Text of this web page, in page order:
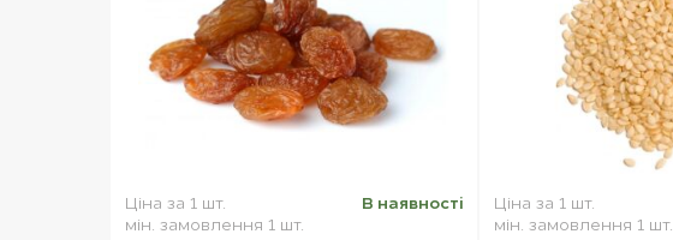
Ціна за 1 шт.
мін. замовлення 1 шт.
В наявностi
Ціна за 1 шт.
мін. замовлення 1 шт.